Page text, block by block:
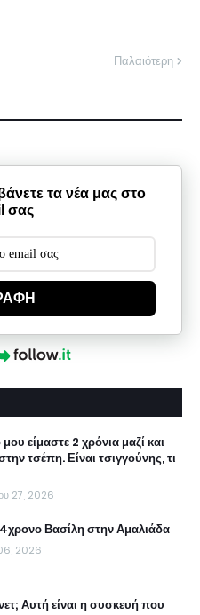
Παλαιότερη
τα νέα μας στο
σας
είμαστε 2 χρόνια μαζί και
τσέπη. Είναι τσιγγούνης, τι
27, 2026
Βασίλη στην Αμαλιάδα
06, 2026
Αυτή είναι η συσκευή που